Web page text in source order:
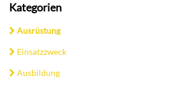
Kategorien
Ausrüstung
Einsatzzweck
Ausbildung